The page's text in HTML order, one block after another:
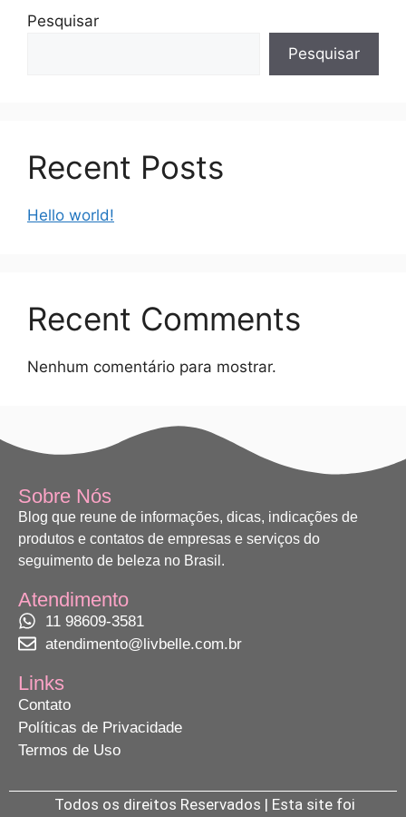
Pesquisar
Pesquisar
Recent Posts
Hello world!
Recent Comments
Nenhum comentário para mostrar.
Sobre Nós
Blog que reune de informações, dicas, indicações de
produtos e contatos de empresas e serviços do
seguimento de beleza no Brasil.
Atendimento
11 98609-3581
atendimento@livbelle.com.br
Links
Contato
Políticas de Privacidade
Termos de Uso
Todos os direitos Reservados | Esta site foi